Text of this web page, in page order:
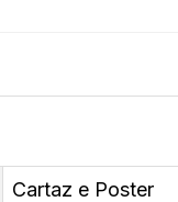
Cartaz e Poster